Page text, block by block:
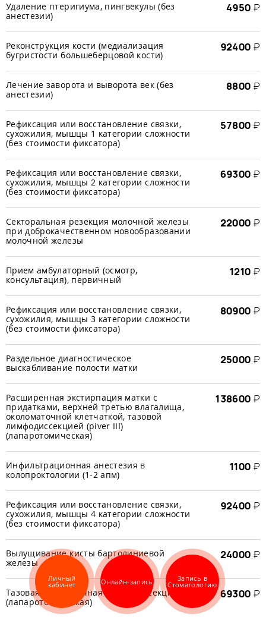
Удаление птеригиума, пингвекулы (без
анестезии)
4950 ₽
Реконструкция кости (медиализация
бугристости большеберцовой кости)
92400 ₽
Лечение заворота и выворота век (без
анестезии)
8800 ₽
Рефиксация или восстановление связки,
сухожилия, мышцы 1 категории сложности
(без стоимости фиксатора)
57800 ₽
Рефиксация или восстановление связки,
сухожилия, мышцы 2 категории сложности
(без стоимости фиксатора)
69300 ₽
Секторальная резекция молочной железы
при доброкачественном новообразовании
молочной железы
22000 ₽
Прием амбулаторный (осмотр,
консультация), первичный
1210 ₽
Рефиксация или восстановление связки,
сухожилия, мышцы 3 категории сложности
(без стоимости фиксатора)
80900 ₽
Раздельное диагностическое
выскабливание полости матки
25000 ₽
Расширенная экстирпация матки с
придатками, верхней третью влагалища,
околоматочной клетчаткой, тазовой
лимфодиссекцией (piver III)
(лапаротомическая)
138600 ₽
Инфильтрационная анестезия в
колопроктологии (1-2 апм)
1100 ₽
Рефиксация или восстановление связки,
сухожилия, мышцы 4 категории сложности
(без стоимости фиксатора)
92400 ₽
Вылущивание кисты бартолиниевой
железы
24000 ₽
Тазовая и поясничная лимфодиссекция
(лапаротомическая)
69300 ₽
Личный
кабинет Онлайн-запись Запись в
Стоматологию